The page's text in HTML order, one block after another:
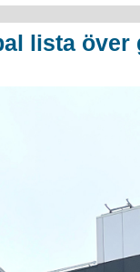
lista över